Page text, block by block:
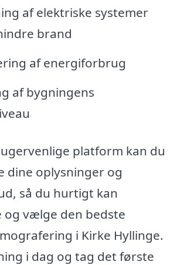
af elektriske systemer
brand
af energiforbrug
af bygningens
platform kan du
dine oplysninger og
så du hurtigt kan
og vælge den bedste
i Kirke Hyllinge.
i dag og tag det første